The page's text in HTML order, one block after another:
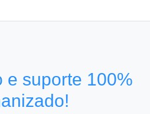
e suporte 100%